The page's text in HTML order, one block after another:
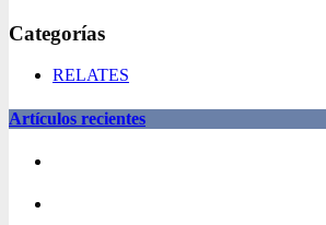
Categorías
RELATES
Artículos recientes